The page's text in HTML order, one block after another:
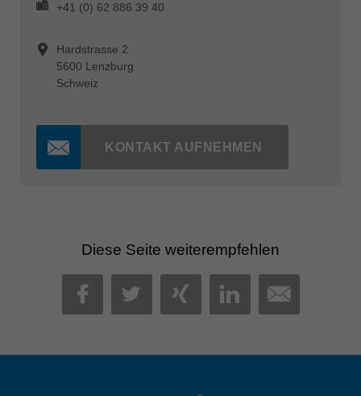
+41 (0) 62 886 39 40
Hardstrasse 2
5600 Lenzburg
Schweiz
KONTAKT AUFNEHMEN
Diese Seite weiterempfehlen
FACEBOOK
TWITTER
XINGLINKEDIN
MAIL